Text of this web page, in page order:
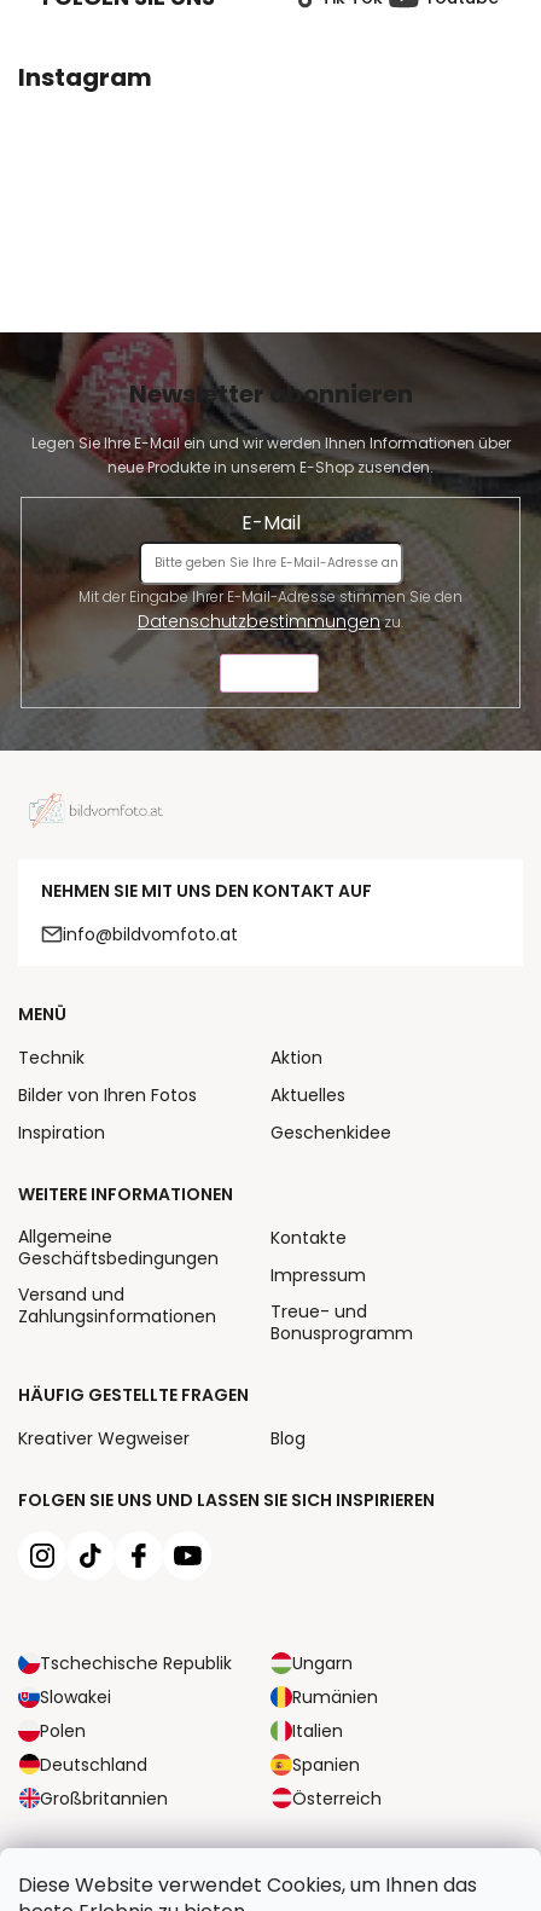
Diese Website verwendet Cookies, um Ihnen das
Instagram
Newsletter abonnieren
Legen Sie Ihre E-Mail ein und wir werden Ihnen Informationen über
neue Produkte in unserem E-Shop zusenden.
E-Mail
Datenschutzbestimmungenzu.
NEHMEN SIE MIT UNS DEN KONTAKT AUF
info@bildvomfoto.at
FOLGEN SIE UNS UND LASSEN SIE SICH INSPIRIEREN
Tschechische Republik
Ungarn
Slowakei
Rumänien
Polen
Italien
Deutschland
Spanien
Großbritannien
Österreich
MENÜ
Technik
Bilder von Ihren Fotos
Inspiration
Aktion
Aktuelles
Geschenkidee
WEITERE INFORMATIONEN
Allgemeine
Geschäftsbedingungen
Versand und
Zahlungsinformationen
Kontakte
Impressum
Treue- und
Bonusprogramm
HÄUFIG GESTELLTE FRAGEN
Kreativer Wegweiser
Blog